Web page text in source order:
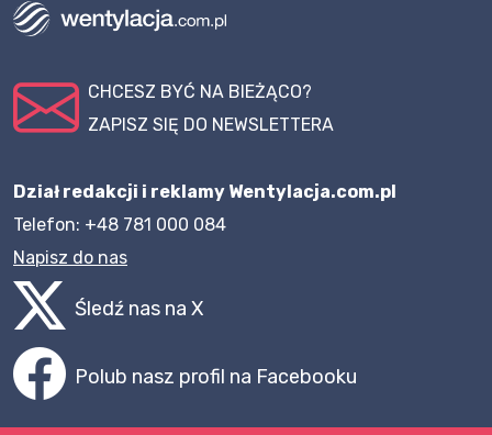
CHCESZ BYĆ NA BIEŻĄCO?
ZAPISZ SIĘ DO NEWSLETTERA
Dział redakcji i reklamy Wentylacja.com.pl
Telefon: +48 781 000 084
Napisz do nas
Śledź nas na X
Polub nasz profil na Facebooku